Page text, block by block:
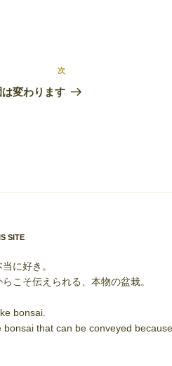
次
の
次
変わります
SITE
に好き。
こそ伝えられる、本物の盆栽。
bonsai.
bonsai that can be conveyed